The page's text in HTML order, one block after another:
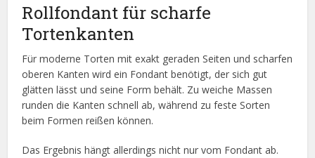
Rollfondant für scharfe
Tortenkanten
Für moderne Torten mit exakt geraden Seiten und scharfen
oberen Kanten wird ein Fondant benötigt, der sich gut
glätten lässt und seine Form behält. Zu weiche Massen
runden die Kanten schnell ab, während zu feste Sorten
beim Formen reißen können.
Das Ergebnis hängt allerdings nicht nur vom Fondant ab.